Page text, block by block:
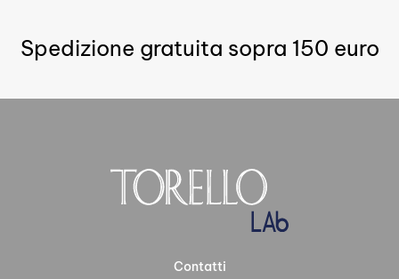
Spedizione gratuita sopra 150 euro
Contatti